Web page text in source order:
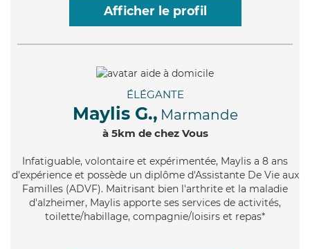
Afficher le profil
ÉLÉGANTE
Maylis G., Marmande
à 5km de chez Vous
Infatiguable, volontaire et expérimentée, Maylis a 8 ans
d'expérience et possède un diplôme d'Assistante De Vie aux
Familles (ADVF). Maitrisant bien l'arthrite et la maladie
d'alzheimer, Maylis apporte ses services de activités,
toilette/habillage, compagnie/loisirs et repas*